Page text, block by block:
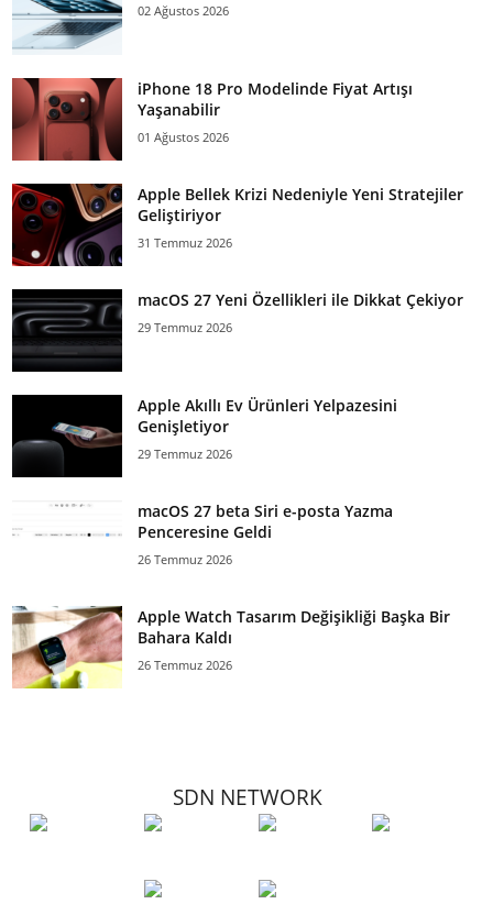
02 Ağustos 2026
iPhone 18 Pro Modelinde Fiyat Artışı
Yaşanabilir
01 Ağustos 2026
Apple Bellek Krizi Nedeniyle Yeni Stratejiler
Geliştiriyor
31 Temmuz 2026
macOS 27 Yeni Özellikleri ile Dikkat Çekiyor
29 Temmuz 2026
Apple Akıllı Ev Ürünleri Yelpazesini
Genişletiyor
29 Temmuz 2026
macOS 27 beta Siri e-posta Yazma
Penceresine Geldi
26 Temmuz 2026
Apple Watch Tasarım Değişikliği Başka Bir
Bahara Kaldı
26 Temmuz 2026
SDN NETWORK